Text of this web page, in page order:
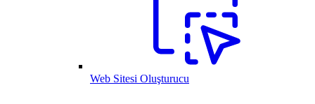
Web Sitesi Oluşturucu